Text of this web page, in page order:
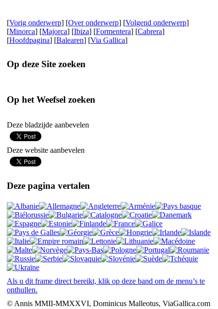
[Vorig onderwerp] [Over onderwerp] [Volgend onderwerp]
[Minorca] [Majorca] [Ibiza] [Formentera] [Cabrera]
[Hoofdpagina] [Balearen] [Via Gallica]
Op deze Site zoeken
Op het Weefsel zoeken
Deze bladzijde aanbevelen
Deze website aanbevelen
Deze pagina vertalen
Als u dit frame direct bereikt, klik op deze band om de menu’s te
onthullen.
© Annis MMII-MMXXVI, Dominicus Malleotus, ViaGallica.com